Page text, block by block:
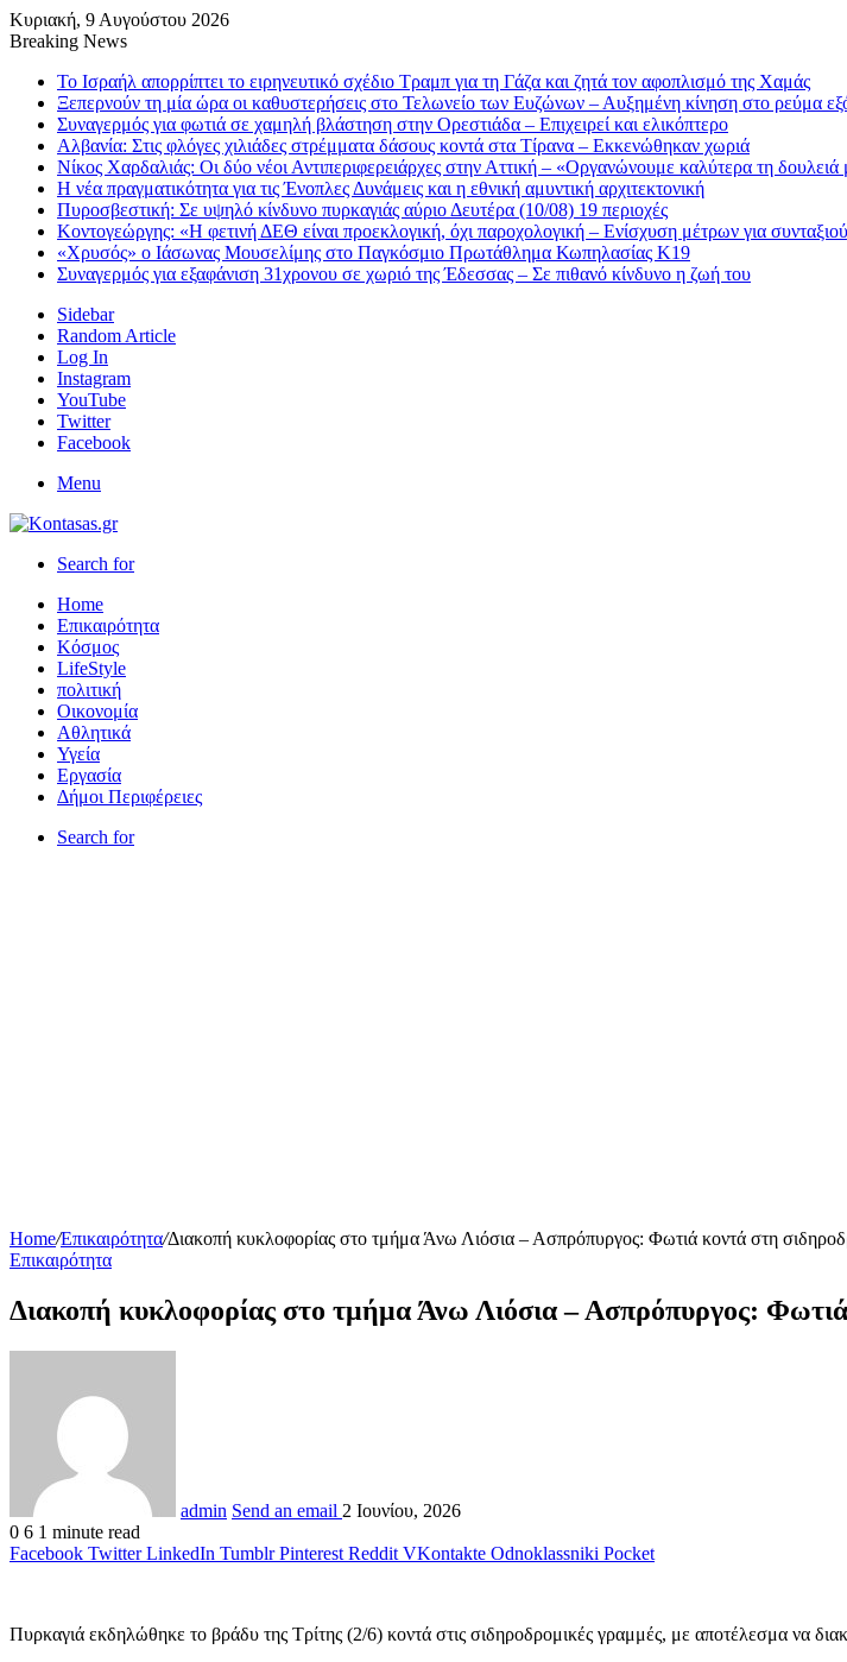
Κυριακή, 9 Αυγούστου 2026
Breaking News
Το Ισραήλ απορρίπτει το ειρηνευτικό σχέδιο Τραμπ για τη Γάζα και ζητά τον αφοπλισμό της Χαμάς
Ξεπερνούν τη μία ώρα οι καθυστερήσεις στο Τελωνείο των Ευζώνων – Αυξημένη κίνηση στο ρεύμα
Συναγερμός για φωτιά σε χαμηλή βλάστηση στην Ορεστιάδα – Επιχειρεί και ελικόπτερο
Αλβανία: Στις φλόγες χιλιάδες στρέμματα δάσους κοντά στα Τίρανα – Εκκενώθηκαν χωριά
Νίκος Χαρδαλιάς: Οι δύο νέοι Αντιπεριφερειάρχες στην Αττική – «Οργανώνουμε καλύτερα τη δουλειά
Η νέα πραγματικότητα για τις Ένοπλες Δυνάμεις και η εθνική αμυντική αρχιτεκτονική
Πυροσβεστική: Σε υψηλό κίνδυνο πυρκαγιάς αύριο Δευτέρα (10/08) 19 περιοχές
Κοντογεώργης: «Η φετινή ΔΕΘ είναι προεκλογική, όχι παροχολογική – Ενίσχυση μέτρων για
«Χρυσός» ο Ιάσωνας Μουσελίμης στο Παγκόσμιο Πρωτάθλημα Κωπηλασίας Κ19
Συναγερμός για εξαφάνιση 31χρονου σε χωριό της Έδεσσας – Σε πιθανό κίνδυνο η ζωή του
Sidebar
Random Article
Log In
Instagram
YouTube
Twitter
Facebook
Menu
Search for
Home
Επικαιρότητα
Κόσμος
LifeStyle
πολιτική
Οικονομία
Αθλητικά
Υγεία
Εργασία
Δήμοι Περιφέρειες
Search for
Home/Επικαιρότητα/Διακοπή κυκλοφορίας στο τμήμα Άνω Λιόσια – Ασπρόπυργος: Φωτιά κοντά στη
Επικαιρότητα
Διακοπή κυκλοφορίας στο τμήμα Άνω Λιόσια – Ασπρόπυργος:
admin Send an email 2 Ιουνίου, 2026
0 6 1 minute read
Facebook Twitter LinkedIn Tumblr Pinterest Reddit VKontakte Odnoklassniki Pocket
Πυρκαγιά εκδηλώθηκε το βράδυ της Τρίτης (2/6) κοντά στις σιδηροδρομικές γραμμές, με αποτέλεσμα να